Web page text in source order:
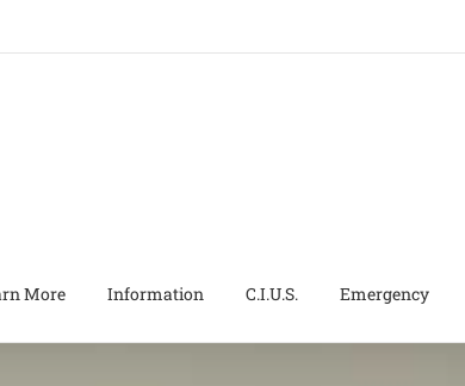
More Information C.I.U.S. Emergency